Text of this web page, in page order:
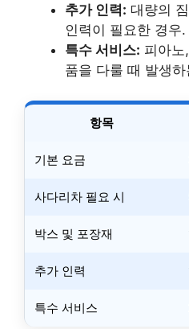
추가 인력: 대량의
인력이 필요한 경우.
특수 서비스: 피아노
품을 다룰 때 발생
항목
기본 요금
사다리차 필요 시
박스 및 포장재
추가 인력
특수 서비스